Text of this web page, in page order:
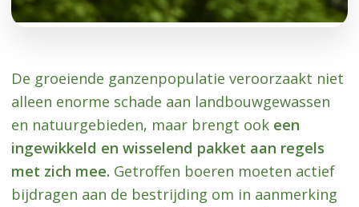
De groeiende ganzenpopulatie veroorzaakt niet
alleen enorme schade aan landbouwgewassen
en natuurgebieden, maar brengt ook een
ingewikkeld en wisselend pakket aan regels
met zich mee. Getroffen boeren moeten actief
bijdragen aan de bestrijding om in aanmerking